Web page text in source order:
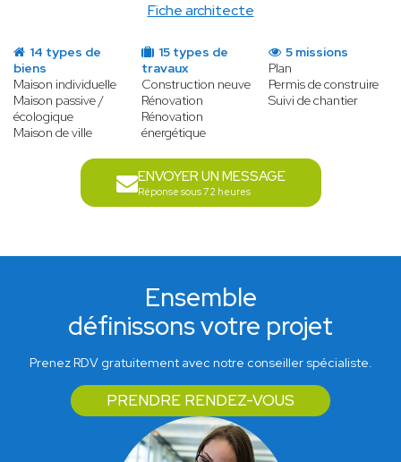
Fiche architecte
14 types de
biens
Maison individuelle
Maison passive /
écologique
Maison de ville
15 types de
travaux
Construction neuve
Rénovation
Rénovation
énergétique
5 missions
Plan
Permis de construire
Suivi de chantier
ENVOYER UN MESSAGE
Réponse sous 72 heures
Ensemble
définissons votre projet
Prenez RDV gratuitement avec notre conseiller spécialiste.
PRENDRE RENDEZ-VOUS